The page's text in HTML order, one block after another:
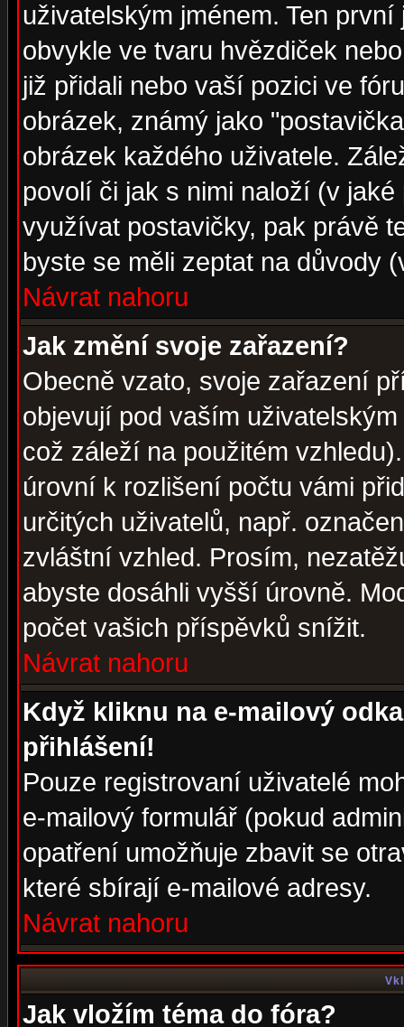
uživatelským jménem. Ten
obvykle ve tvaru hvězdiček
již přidali nebo vaší pozici ve
obrázek, známý jako
obrázek každého uživatele.
povolí či jak s nimi naloží (v
využívat postavičky, pak právě
byste se měli zeptat na důvody
Návrat nahoru
Jak změní svoje zařazení?
Obecně vzato, svoje zařazení
objevují pod vaším
což záleží na použitém
úrovní k rozlišení počtu vámi
určitých uživatelů, např.
zvláštní vzhled. Prosím,
abyste dosáhli vyšší úrovně.
počet vašich příspěvků snížit.
Návrat nahoru
Když kliknu na e-mailový
přihlášení!
Pouze registrovaní uživatelé
e-mailový formulář (pokud
opatření umožňuje zbavit se
které sbírají e-mailové adresy.
Návrat nahoru
Jak vložím téma do fóra?